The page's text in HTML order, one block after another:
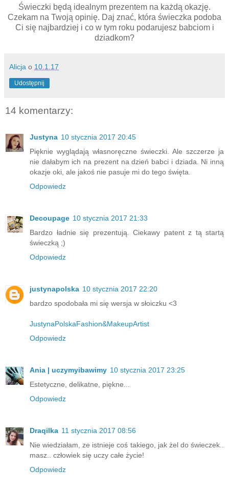
Świeczki będą idealnym prezentem na każdą okazję.
Czekam na Twoją opinię. Daj znać, która świeczka podoba
Ci się najbardziej i co w tym roku podarujesz babciom i
dziadkom?
Alicja o 10.1.17
Udostępnij
14 komentarzy:
Justyna 10 stycznia 2017 20:45
Pięknie wyglądają własnoręczne świeczki. Ale szczerze ja
nie dałabym ich na prezent na dzień babci i dziada. Ni inną
okazje oki, ale jakoś nie pasuje mi do tego święta.
Odpowiedz
Decoupage 10 stycznia 2017 21:33
Bardzo ładnie się prezentują. Ciekawy patent z tą startą
świeczką ;)
Odpowiedz
justynapolska 10 stycznia 2017 22:20
bardzo spodobała mi się wersja w słoiczku <3
JustynaPolskaFashion&MakeupArtist
Odpowiedz
Ania | uczymyibawimy 10 stycznia 2017 23:25
Estetyczne, delikatne, piękne...
Odpowiedz
Draqilka 11 stycznia 2017 08:56
Nie wiedziałam, ze istnieje coś takiego, jak żel do świeczek..
masz.. człowiek się uczy całe życie!
Odpowiedz